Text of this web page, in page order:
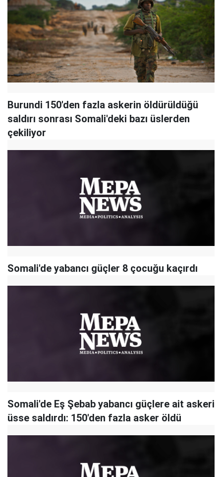
Burundi 150'den fazla askerin öldürüldüğü
saldırı sonrası Somali'deki bazı üslerden
çekiliyor
Somali'de yabancı güçler 8 çocuğu kaçırdı
Somali'de Eş Şebab yabancı güçlere ait askeri
üsse saldırdı: 150'den fazla asker öldü